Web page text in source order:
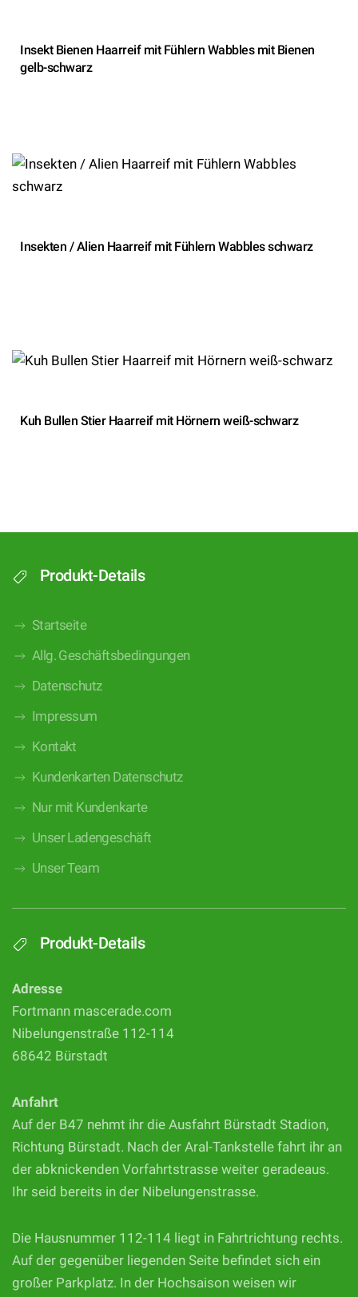
Insekt Bienen Haarreif mit Fühlern Wabbles mit Bienen
gelb-schwarz
Insekten / Alien Haarreif mit Fühlern Wabbles schwarz
Kuh Bullen Stier Haarreif mit Hörnern weiß-schwarz
Produkt-Details
Startseite
Allg. Geschäftsbedingungen
Datenschutz
Impressum
Kontakt
Kundenkarten Datenschutz
Nur mit Kundenkarte
Unser Ladengeschäft
Unser Team
Produkt-Details
Adresse
Fortmann mascerade.com
Nibelungenstraße 112-114
68642 Bürstadt
Anfahrt
Auf der B47 nehmt ihr die Ausfahrt Bürstadt Stadion,
Richtung Bürstadt. Nach der Aral-Tankstelle fahrt ihr an
der abknickenden Vorfahrtstrasse weiter geradeaus.
Ihr seid bereits in der Nibelungenstrasse.
Die Hausnummer 112-114 liegt in Fahrtrichtung rechts.
Auf der gegenüber liegenden Seite befindet sich ein
großer Parkplatz. In der Hochsaison weisen wir